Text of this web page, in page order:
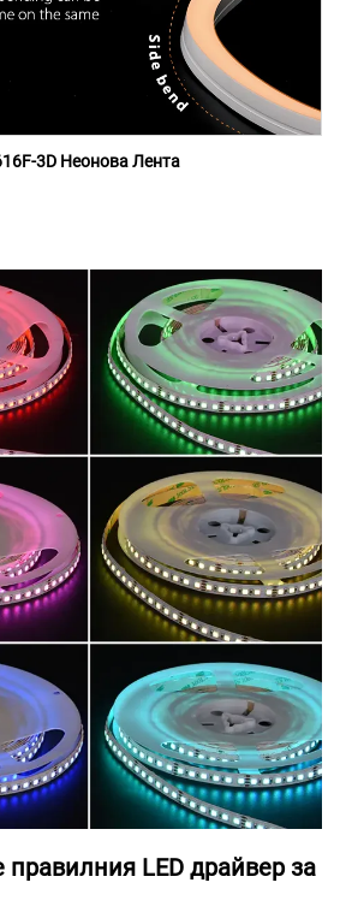
3D Неонова Лента
правилния LED драйвер за